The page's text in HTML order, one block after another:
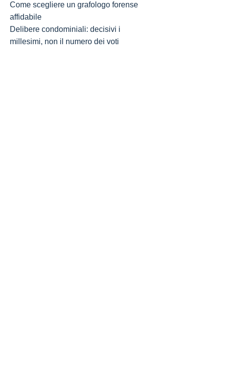
Come scegliere un grafologo forense
affidabile
Delibere condominiali: decisivi i
millesimi, non il numero dei voti